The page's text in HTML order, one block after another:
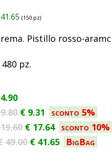
(150 pz)
Pistillo rosso-
pz.
€9.31
sconto 5%
€17.64 sconto 10%
49.00 €41.65 BigBag